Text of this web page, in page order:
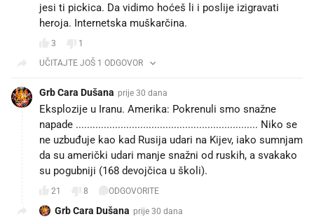
jesi ti pickica. Da vidimo hoćeš li i poslije izigravati
heroja. Internetska muškarčina.
3
1
UČITAJTE JOŠ 1 ODGOVOR
Grb Cara Dušana prije 30 dana
Eksplozije u Iranu. Amerika: Pokrenuli smo snažne
napade ................................................................. Niko se
ne uzbuđuje kao kad Rusija udari na Kijev, iako sumnjam
da su američki udari manje snažni od ruskih, a svakako
su pogubniji (168 devojčica u školi).
21 8 ODGOVORITE
Grb Cara Dušana prije 30 dana